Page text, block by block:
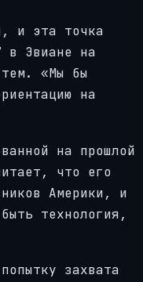
и эта точка
в Эвиане на
тем. «Мы бы
на
на прошлой
что его
Америки, и
технология,
захвата